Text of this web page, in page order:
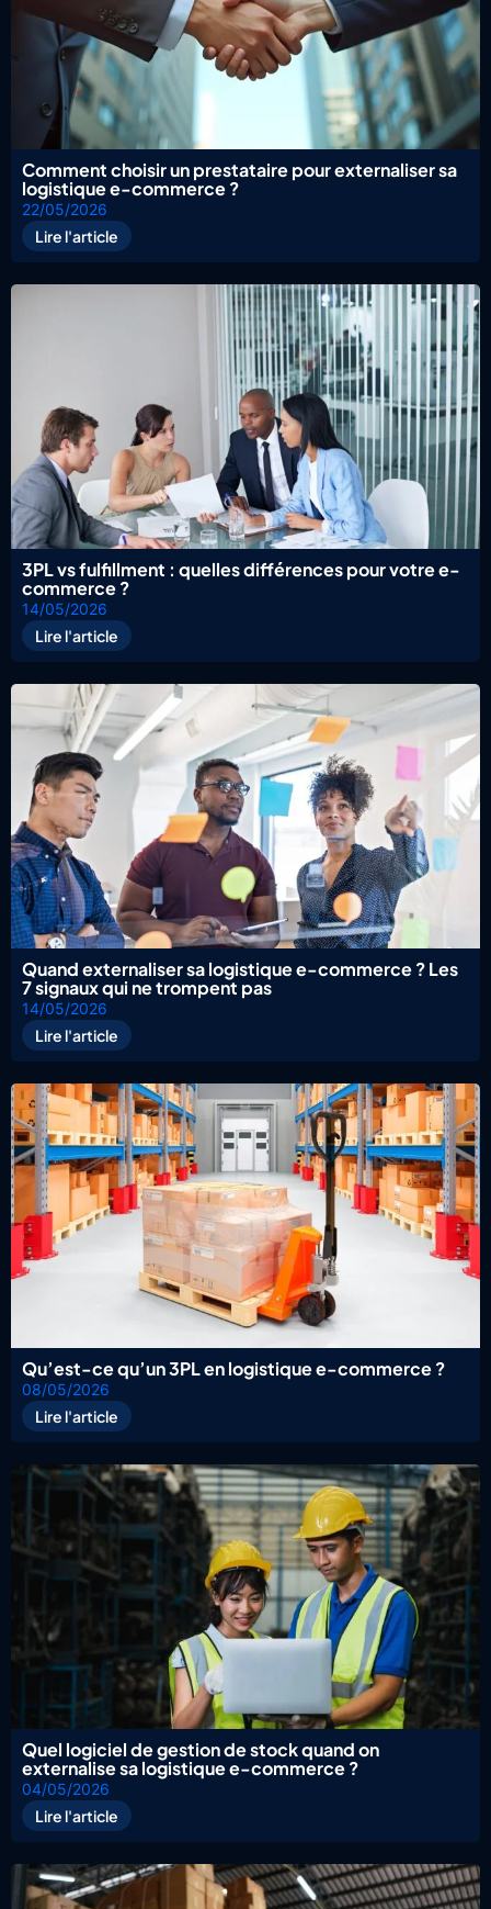
Comment choisir un prestataire pour externaliser sa
logistique e-commerce ?
22/05/2026
Lire l'article
3PL vs fulfillment : quelles différences pour votre e-
commerce ?
14/05/2026
Lire l'article
Quand externaliser sa logistique e-commerce ? Les
7 signaux qui ne trompent pas
14/05/2026
Lire l'article
Qu’est-ce qu’un 3PL en logistique e-commerce ?
08/05/2026
Lire l'article
Quel logiciel de gestion de stock quand on
externalise sa logistique e-commerce ?
04/05/2026
Lire l'article